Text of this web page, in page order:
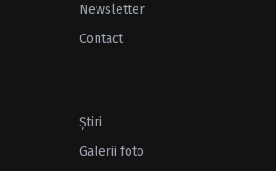
Newsletter
Contact
Ştiri
Galerii foto